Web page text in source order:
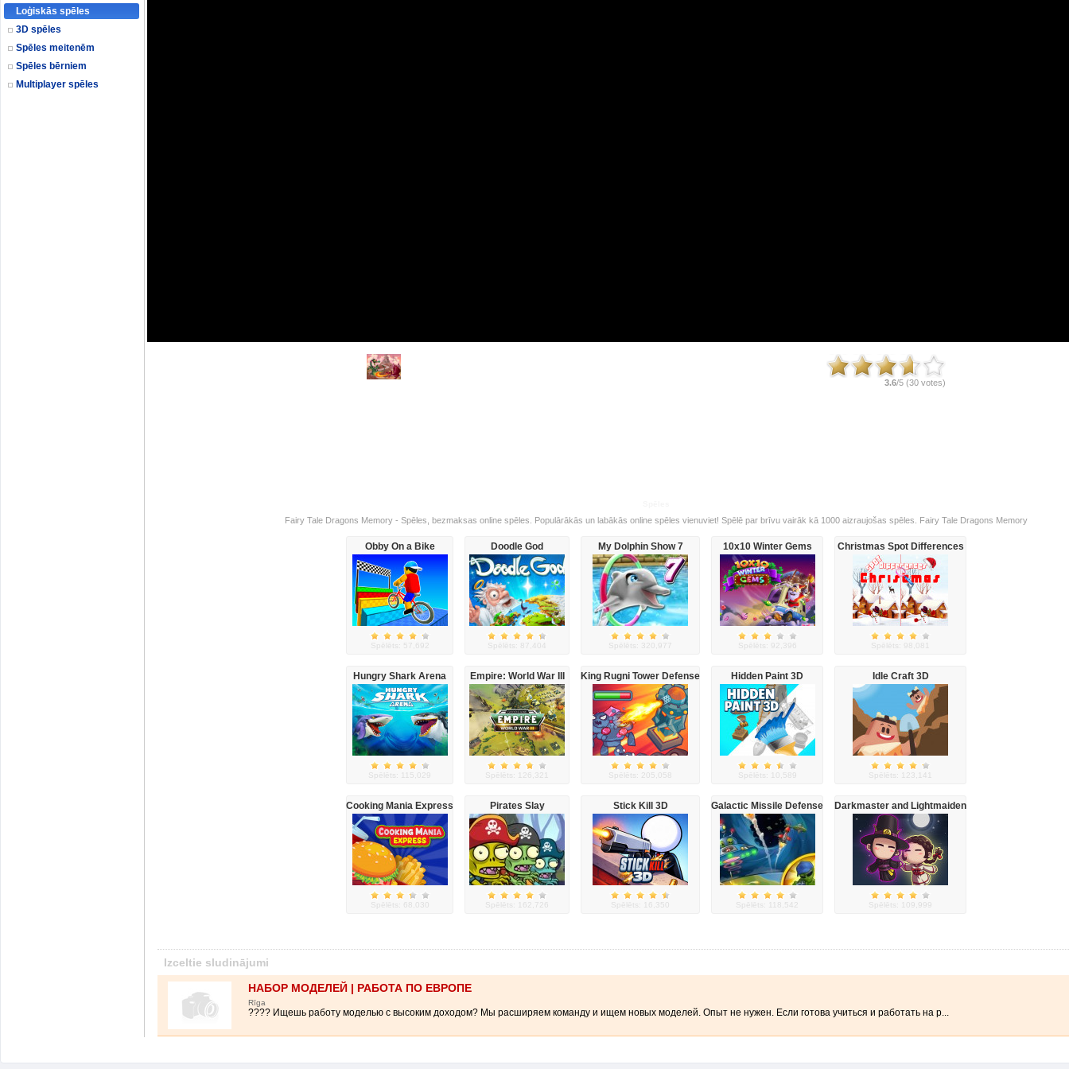
Loģiskās spēles
3D spēles
Spēles meitenēm
Spēles bērniem
Multiplayer spēles
3.6/5 (30 votes)
Fairy Tale Dragons Memory - Spēles, bezmaksas online spēles. Populārākās un labākās online spēles vienuviet! Spēlē par brīvu vairāk kā 1000 aizraujošas spēles. Fairy Tale Dragons Memory
Obby On a Bike
Spēlēts: 57,692
Doodle God
Spēlēts: 87,404
My Dolphin Show 7
Spēlēts: 320,977
10x10 Winter Gems
Spēlēts: 92,396
Christmas Spot Differences
Spēlēts: 98,081
Hungry Shark Arena
Spēlēts: 115,029
Empire: World War III
Spēlēts: 126,321
King Rugni Tower Defense
Spēlēts: 205,058
Hidden Paint 3D
Spēlēts: 10,589
Idle Craft 3D
Spēlēts: 123,141
Cooking Mania Express
Spēlēts: 68,030
Pirates Slay
Spēlēts: 162,726
Stick Kill 3D
Spēlēts: 16,350
Galactic Missile Defense
Spēlēts: 118,542
Darkmaster and Lightmaiden
Spēlēts: 109,999
Izceltie sludinājumi
НАБОР МОДЕЛЕЙ | РАБОТА ПО ЕВРОПЕ
Rīga
???? Ищешь работу моделью с высоким доходом? Мы расширяем команду и ищем новых моделей. Опыт не нужен. Если готова учиться и работать на р...